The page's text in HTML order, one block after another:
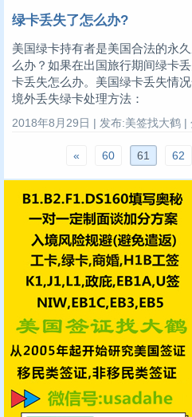
绿卡丢失了怎么办?
美国绿卡持有者是美国合法的永
么办？如果在出国旅行期间绿卡
卡丢失怎么办。美国绿卡丢失情
境外丢失绿卡处理方法：
2018年8月29日 | 发布:美签找大鹤 |
« 60 61 62